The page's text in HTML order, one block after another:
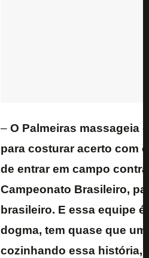
– O Palmeiras massageia
para costurar acerto com
de entrar em campo
Campeonato Brasileiro,
brasileiro. E essa equipe
dogma, tem quase que
cozinhando essa história,